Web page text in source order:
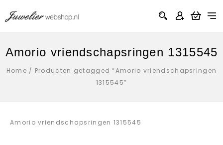
Amorio vriendschapsringen 1315545
Home / Producten getagged “Amorio vriendschapsringen
1315545”
Amorio vriendschapsringen 1315545